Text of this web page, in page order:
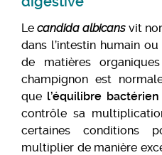
Lecandida albicansvit
dans l’intestin humain
de matières
champignon est
que l’équilibre
contrôle sa
certaines conditions
multiplier de manière